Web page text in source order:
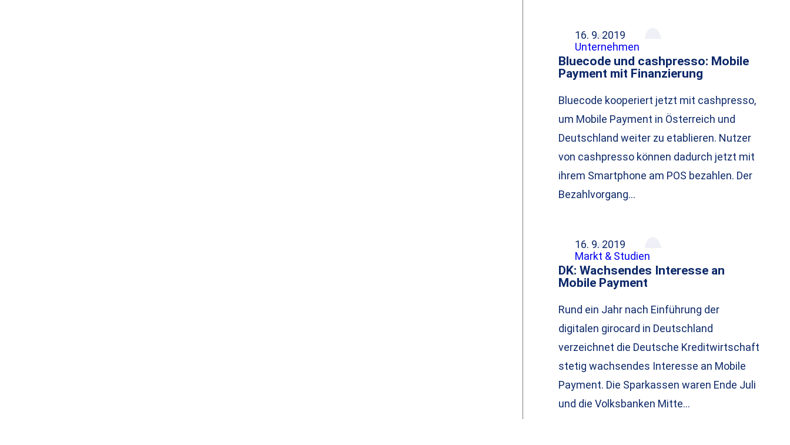
16. 9. 2019
Unternehmen
Bluecode und cashpresso: Mobile
Payment mit Finanzierung
Bluecode kooperiert jetzt mit cashpresso,
um Mobile Payment in Österreich und
Deutschland weiter zu etablieren. Nutzer
von cashpresso können dadurch jetzt mit
ihrem Smartphone am POS bezahlen. Der
Bezahlvorgang…
16. 9. 2019
Markt & Studien
DK: Wachsendes Interesse an
Mobile Payment
Rund ein Jahr nach Einführung der
digitalen girocard in Deutschland
verzeichnet die Deutsche Kreditwirtschaft
stetig wachsendes Interesse an Mobile
Payment. Die Sparkassen waren Ende Juli
und die Volksbanken Mitte…